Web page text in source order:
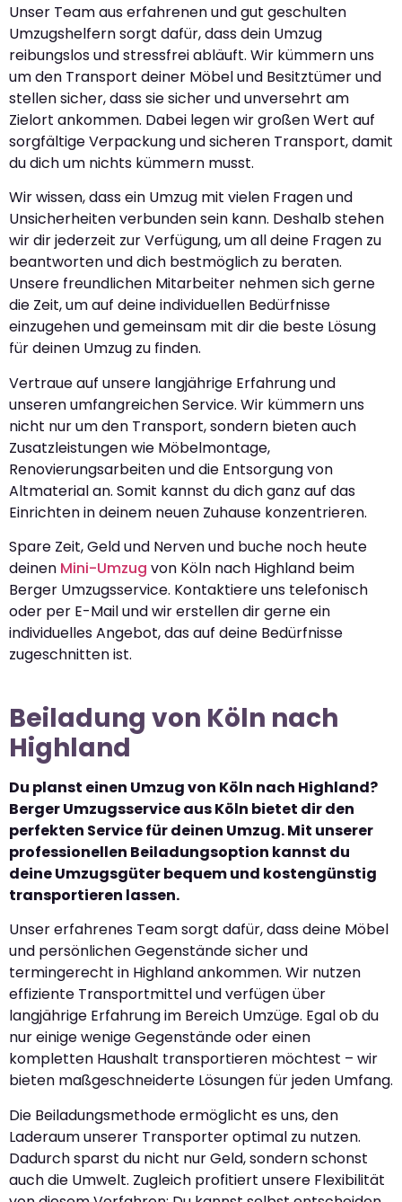
Unser Team aus erfahrenen und gut geschulten
Umzugshelfern sorgt dafür, dass dein Umzug
reibungslos und stressfrei abläuft. Wir kümmern uns
um den Transport deiner Möbel und Besitztümer und
stellen sicher, dass sie sicher und unversehrt am
Zielort ankommen. Dabei legen wir großen Wert auf
sorgfältige Verpackung und sicheren Transport, damit
du dich um nichts kümmern musst.
Wir wissen, dass ein Umzug mit vielen Fragen und
Unsicherheiten verbunden sein kann. Deshalb stehen
wir dir jederzeit zur Verfügung, um all deine Fragen zu
beantworten und dich bestmöglich zu beraten.
Unsere freundlichen Mitarbeiter nehmen sich gerne
die Zeit, um auf deine individuellen Bedürfnisse
einzugehen und gemeinsam mit dir die beste Lösung
für deinen Umzug zu finden.
Vertraue auf unsere langjährige Erfahrung und
unseren umfangreichen Service. Wir kümmern uns
nicht nur um den Transport, sondern bieten auch
Zusatzleistungen wie Möbelmontage,
Renovierungsarbeiten und die Entsorgung von
Altmaterial an. Somit kannst du dich ganz auf das
Einrichten in deinem neuen Zuhause konzentrieren.
Spare Zeit, Geld und Nerven und buche noch heute
deinen Mini-Umzug von Köln nach Highland beim
Berger Umzugsservice. Kontaktiere uns telefonisch
oder per E-Mail und wir erstellen dir gerne ein
individuelles Angebot, das auf deine Bedürfnisse
zugeschnitten ist.
Beiladung von Köln nach
Highland
Du planst einen Umzug von Köln nach Highland?
Berger Umzugsservice aus Köln bietet dir den
perfekten Service für deinen Umzug. Mit unserer
professionellen Beiladungsoption kannst du
deine Umzugsgüter bequem und kostengünstig
transportieren lassen.
Unser erfahrenes Team sorgt dafür, dass deine Möbel
und persönlichen Gegenstände sicher und
termingerecht in Highland ankommen. Wir nutzen
effiziente Transportmittel und verfügen über
langjährige Erfahrung im Bereich Umzüge. Egal ob du
nur einige wenige Gegenstände oder einen
kompletten Haushalt transportieren möchtest – wir
bieten maßgeschneiderte Lösungen für jeden Umfang.
Die Beiladungsmethode ermöglicht es uns, den
Laderaum unserer Transporter optimal zu nutzen.
Dadurch sparst du nicht nur Geld, sondern schonst
auch die Umwelt. Zugleich profitiert unsere Flexibilität